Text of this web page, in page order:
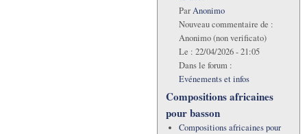
ParAnonimo
Nouveau commentaire de :
Anonimo (non verificato)
Le : 22/04/2026 - 21:05
Dans le forum :
Evénements et infos
Compositions africaines
pour basson
Compositions africaines pour